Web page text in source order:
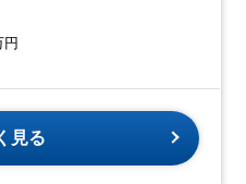
円
見る